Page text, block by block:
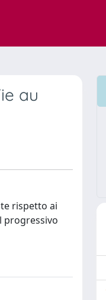
au
rispetto ai
progressivo